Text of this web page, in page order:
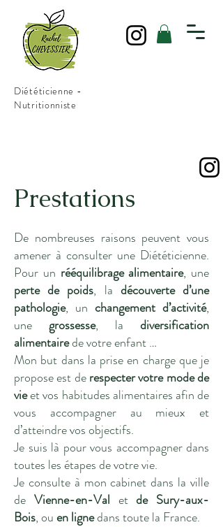
Diététicienne -
Nutritionniste
Prestations
De nombreuses raisons peuvent vous
amener à consulter une Diététicienne.
Pour un rééquilibrage alimentaire, une
perte de poids, la découverte d’une
pathologie, un changement d’activité,
une grossesse, la diversification
alimentairede votre enfant …
Mon but dans la prise en charge que je
propose est derespecter votre mode de
vieet vos habitudes alimentaires afin de
vous accompagner au mieux et
d’atteindre vos objectifs.
Je suis là pour vous accompagner dans
toutes les étapes de votre vie.
Je consulte à mon cabinet dans la ville
de Vienne-en-Val etde Sury-aux-
Bois, ouen lignedans toute la France.